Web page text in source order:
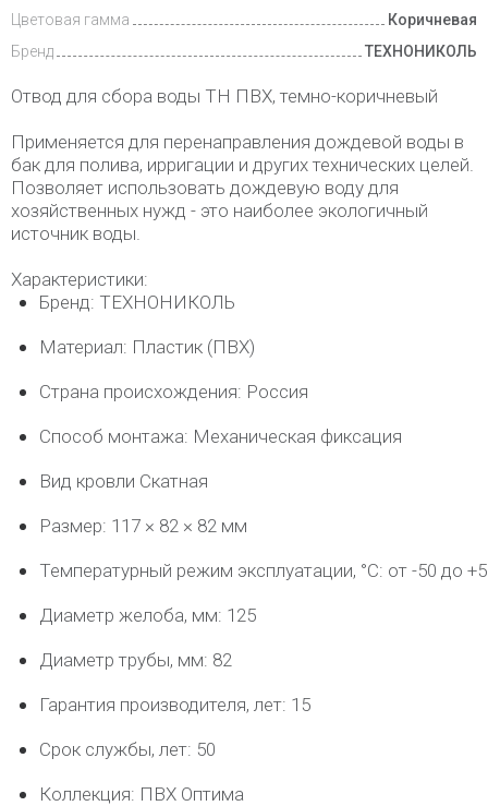
Цветовая гамма
Коричневая
Бренд
ТЕХНОНИКОЛЬ
Отвод для сбора воды ТН ПВХ, темно-коричневый
Применяется для перенаправления дождевой воды в
бак для полива, ирригации и других технических целей.
Позволяет использовать дождевую воду для
хозяйственных нужд - это наиболее экологичный
источник воды.
Характеристики:
Бренд: ТЕХНОНИКОЛЬ
Материал: Пластик (ПВХ)
Страна происхождения: Россия
Способ монтажа: Механическая фиксация
Вид кровли Скатная
Размер: 117 × 82 × 82 мм
Температурный режим эксплуатации, °C: от -50 до
Диаметр желоба, мм: 125
Диаметр трубы, мм: 82
Гарантия производителя, лет: 15
Срок службы, лет: 50
Коллекция: ПВХ Оптима